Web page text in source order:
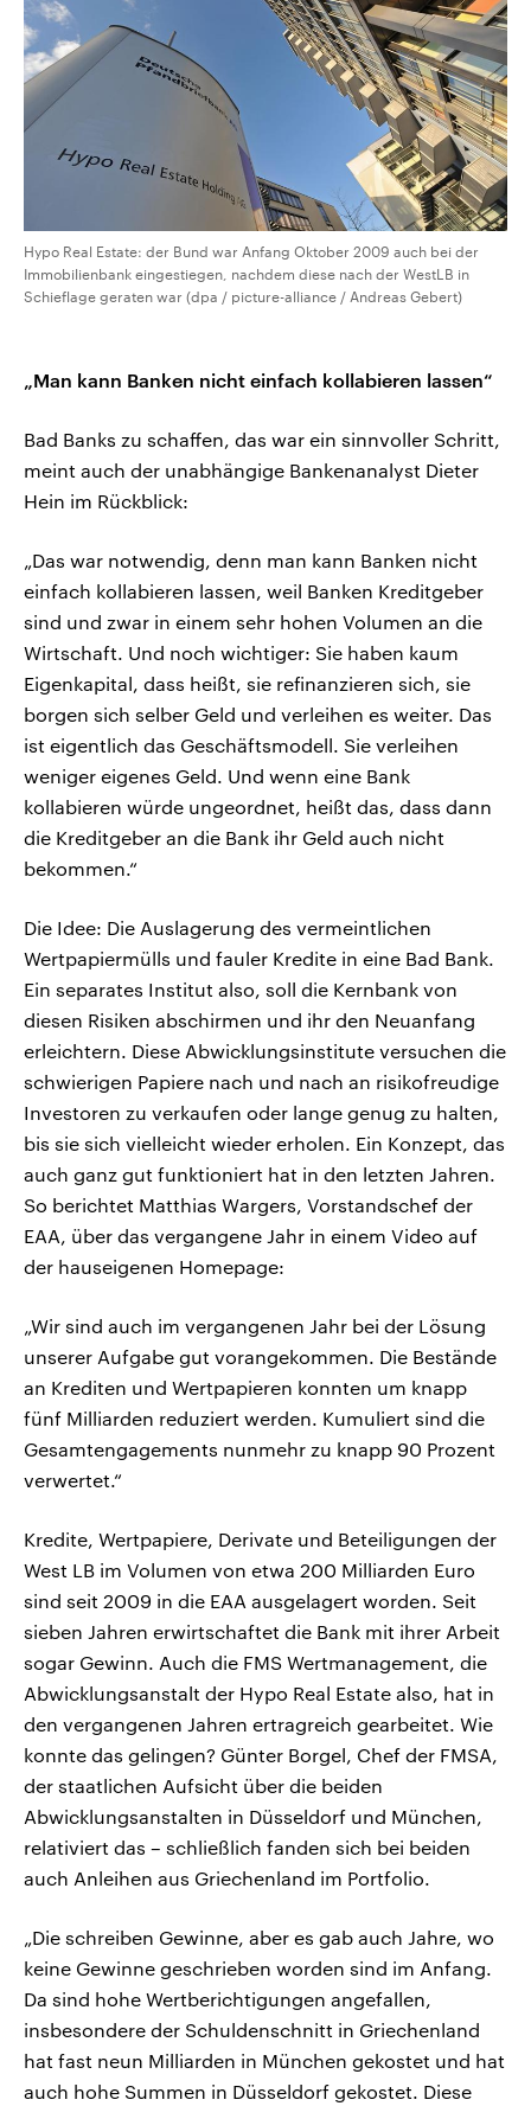
Hypo Real Estate: der Bund war Anfang Oktober 2009 auch bei der
Immobilienbank eingestiegen, nachdem diese nach der WestLB in
Schieflage geraten war (dpa / picture-alliance / Andreas Gebert)
„Man kann Banken nicht einfach kollabieren lassen“
Bad Banks zu schaffen, das war ein sinnvoller Schritt,
meint auch der unabhängige Bankenanalyst Dieter
Hein im Rückblick:
„Das war notwendig, denn man kann Banken nicht
einfach kollabieren lassen, weil Banken Kreditgeber
sind und zwar in einem sehr hohen Volumen an die
Wirtschaft. Und noch wichtiger: Sie haben kaum
Eigenkapital, dass heißt, sie refinanzieren sich, sie
borgen sich selber Geld und verleihen es weiter. Das
ist eigentlich das Geschäftsmodell. Sie verleihen
weniger eigenes Geld. Und wenn eine Bank
kollabieren würde ungeordnet, heißt das, dass dann
die Kreditgeber an die Bank ihr Geld auch nicht
bekommen.“
Die Idee: Die Auslagerung des vermeintlichen
Wertpapiermülls und fauler Kredite in eine Bad Bank.
Ein separates Institut also, soll die Kernbank von
diesen Risiken abschirmen und ihr den Neuanfang
erleichtern. Diese Abwicklungsinstitute versuchen die
schwierigen Papiere nach und nach an risikofreudige
Investoren zu verkaufen oder lange genug zu halten,
bis sie sich vielleicht wieder erholen. Ein Konzept, das
auch ganz gut funktioniert hat in den letzten Jahren.
So berichtet Matthias Wargers, Vorstandschef der
EAA, über das vergangene Jahr in einem Video auf
der hauseigenen Homepage:
„Wir sind auch im vergangenen Jahr bei der Lösung
unserer Aufgabe gut vorangekommen. Die Bestände
an Krediten und Wertpapieren konnten um knapp
fünf Milliarden reduziert werden. Kumuliert sind die
Gesamtengagements nunmehr zu knapp 90 Prozent
verwertet.“
Kredite, Wertpapiere, Derivate und Beteiligungen der
West LB im Volumen von etwa 200 Milliarden Euro
sind seit 2009 in die EAA ausgelagert worden. Seit
sieben Jahren erwirtschaftet die Bank mit ihrer Arbeit
sogar Gewinn. Auch die FMS Wertmanagement, die
Abwicklungsanstalt der Hypo Real Estate also, hat in
den vergangenen Jahren ertragreich gearbeitet. Wie
konnte das gelingen? Günter Borgel, Chef der FMSA,
der staatlichen Aufsicht über die beiden
Abwicklungsanstalten in Düsseldorf und München,
relativiert das – schließlich fanden sich bei beiden
auch Anleihen aus Griechenland im Portfolio.
„Die schreiben Gewinne, aber es gab auch Jahre, wo
keine Gewinne geschrieben worden sind im Anfang.
Da sind hohe Wertberichtigungen angefallen,
insbesondere der Schuldenschnitt in Griechenland
hat fast neun Milliarden in München gekostet und hat
auch hohe Summen in Düsseldorf gekostet. Diese